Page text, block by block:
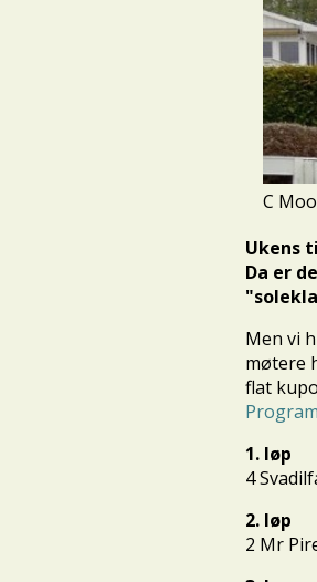
C
Ukens
Da er
Men vi
møtere
flat
1. løp
4
2. løp
2 Mr